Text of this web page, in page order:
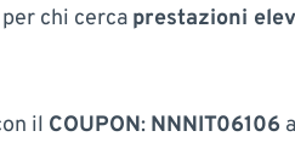
per chi cerca prestazioni
il COUPON: NNNIT06106